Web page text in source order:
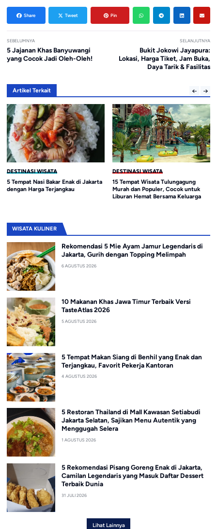
Share Tweet Pin
SEBELUMNYA
5 Jajanan Khas Banyuwangi
yang Cocok Jadi Oleh-Oleh!
SELANJUTNYA
Bukit Jokowi Jayapura:
Lokasi, Harga Tiket, Jam Buka,
Daya Tarik & Fasilitas
Artikel Terkait
DESTINASI WISATA
5 Tempat Nasi Bakar Enak di Jakarta
dengan Harga Terjangkau
DESTINASI WISATA
15 Tempat Wisata Tulungagung
Murah dan Populer, Cocok untuk
Liburan Hemat Bersama Keluarga
WISATA KULINER
Rekomendasi 5 Mie Ayam Jamur Legendaris di
Jakarta, Gurih dengan Topping Melimpah
6 AGUSTUS 2026
10 Makanan Khas Jawa Timur Terbaik Versi
TasteAtlas 2026
5 AGUSTUS 2026
5 Tempat Makan Siang di Benhil yang Enak dan
Terjangkau, Favorit Pekerja Kantoran
4 AGUSTUS 2026
5 Restoran Thailand di Mall Kawasan Setiabudi
Jakarta Selatan, Sajikan Menu Autentik yang
Menggugah Selera
1 AGUSTUS 2026
5 Rekomendasi Pisang Goreng Enak di Jakarta,
Camilan Legendaris yang Masuk Daftar Dessert
Terbaik Dunia
31 JULI 2026
Lihat Lainnya